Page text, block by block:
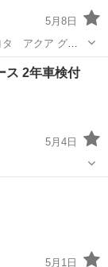
5月8日
9年6月 エアコ
ア数...
タアクア
ス 2年車検付
5月4日
5月1日